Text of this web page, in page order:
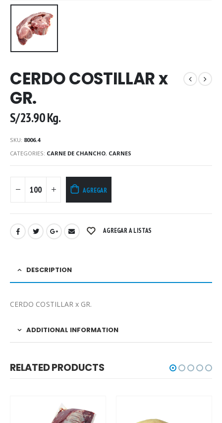
CERDO COSTILLAR x
GR.
S/23.90Kg.
SKU: 8006.4
CATEGORIES: CARNE DE CHANCHO, CARNES
AGREGAR
AGREGAR A LISTAS
DESCRIPTION
CERDO COSTILLAR x GR.
ADDITIONAL INFORMATION
RELATED PRODUCTS